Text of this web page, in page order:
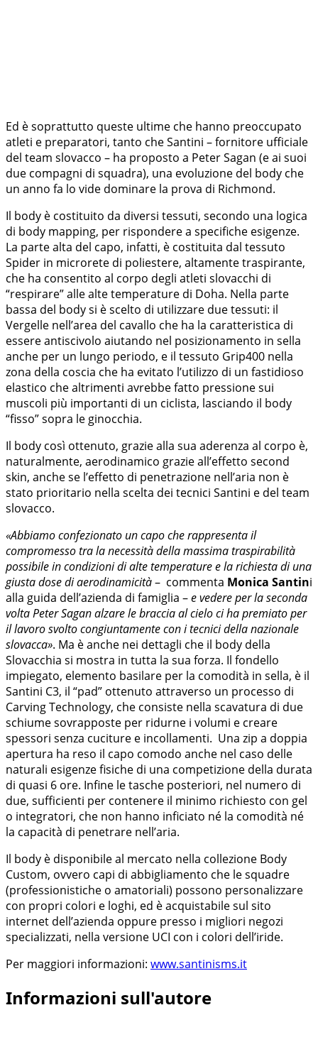
Ed è soprattutto queste ultime che hanno preoccupato
atleti e preparatori, tanto che Santini – fornitore ufficiale
del team slovacco – ha proposto a Peter Sagan (e ai suoi
due compagni di squadra), una evoluzione del body che
un anno fa lo vide dominare la prova di Richmond.
Il body è costituito da diversi tessuti, secondo una logica
di body mapping, per rispondere a specifiche esigenze.
La parte alta del capo, infatti, è costituita dal tessuto
Spider in microrete di poliestere, altamente traspirante,
che ha consentito al corpo degli atleti slovacchi di
“respirare” alle alte temperature di Doha. Nella parte
bassa del body si è scelto di utilizzare due tessuti: il
Vergelle nell’area del cavallo che ha la caratteristica di
essere antiscivolo aiutando nel posizionamento in sella
anche per un lungo periodo, e il tessuto Grip400 nella
zona della coscia che ha evitato l’utilizzo di un fastidioso
elastico che altrimenti avrebbe fatto pressione sui
muscoli più importanti di un ciclista, lasciando il body
“fisso” sopra le ginocchia.
Il body così ottenuto, grazie alla sua aderenza al corpo è,
naturalmente, aerodinamico grazie all’effetto second
skin, anche se l’effetto di penetrazione nell’aria non è
stato prioritario nella scelta dei tecnici Santini e del team
slovacco.
«Abbiamo confezionato un capo che rappresenta il
compromesso tra la necessità della massima traspirabilità
possibile in condizioni di alte temperature e la richiesta di una
giusta dose di aerodinamicità– commenta Monica Santini
alla guida dell’azienda di famiglia –e vedere per la seconda
volta Peter Sagan alzare le braccia al cielo ci ha premiato per
il lavoro svolto congiuntamente con i tecnici della nazionale
slovacca». Ma è anche nei dettagli che il body della
Slovacchia si mostra in tutta la sua forza. Il fondello
impiegato, elemento basilare per la comodità in sella, è il
Santini C3, il “pad” ottenuto attraverso un processo di
Carving Technology, che consiste nella scavatura di due
schiume sovrapposte per ridurne i volumi e creare
spessori senza cuciture e incollamenti. Una zip a doppia
apertura ha reso il capo comodo anche nel caso delle
naturali esigenze fisiche di una competizione della durata
di quasi 6 ore. Infine le tasche posteriori, nel numero di
due, sufficienti per contenere il minimo richiesto con gel
o integratori, che non hanno inficiato né la comodità né
la capacità di penetrare nell’aria.
Il body è disponibile al mercato nella collezione Body
Custom, ovvero capi di abbigliamento che le squadre
(professionistiche o amatoriali) possono personalizzare
con propri colori e loghi, ed è acquistabile sul sito
internet dell’azienda oppure presso i migliori negozi
specializzati, nella versione UCI con i colori dell’iride.
Per maggiori informazioni: www.santinisms.it
Informazioni sull'autore